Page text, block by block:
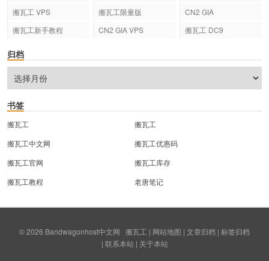
搬瓦工 VPS
搬瓦工限量版
CN2 GIA
搬瓦工新手教程
CN2 GIA VPS 搬瓦工 DC9
归档
书签
搬瓦工
搬瓦工
搬瓦工中文网
搬瓦工优惠码
搬瓦工官网
搬瓦工库存
搬瓦工教程
老唐笔记
© 2026 Bandwagonhost中文网 搬瓦工 | 网站地图 | 文章归档 | 标签归档
| 联系本站| 关于本站